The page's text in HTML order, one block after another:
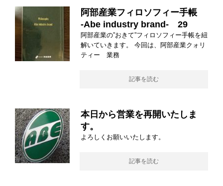
阿部産業フィロソフィー手帳
-Abe industry brand- 29
阿部産業の”おきて”フィロソフィー手帳を紐
解いていきます。 今回は、阿部産業クォリ
ティー 業務
記事を読む
本日から営業を再開いたしま
す。
よろしくお願いいたします。
記事を読む